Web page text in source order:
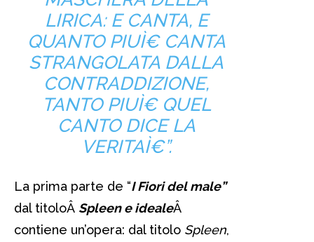
LIRICA: E CANTA, E
QUANTO PIUÌ€ CANTA
STRANGOLATA DALLA
CONTRADDIZIONE,
TANTO PIUÌ€ QUEL
CANTO DICE LA
VERITAÌ€”.
La prima parte de “I Fiori del male”
dal titoloÂ Spleen e idealeÂ
contiene un’opera: dal titolo Spleen,